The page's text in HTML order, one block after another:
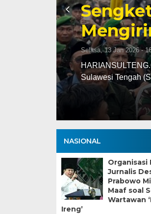
Selasa, 13 Jan 2026 -
Sulawesi Tengah
NASIONAL
Organisasi
Jurnalis
Prabowo
Maaf soal
Wartawan
Ireng’